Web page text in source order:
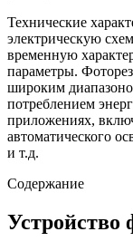
Технические
электрическую
временную
параметры.
широким
потреблением
приложениях,
автоматического
и т.д.
Содержание
Устройство